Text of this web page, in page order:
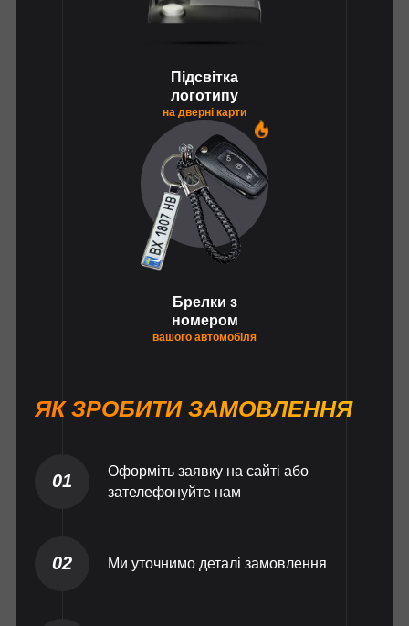
Підсвітка
логотипу
на дверні карти
Брелки з
номером
вашого автомобіля
ЯК ЗРОБИТИ ЗАМОВЛЕННЯ
01
Оформіть заявку на сайті або
зателефонуйте нам
02 Ми уточнимо деталі замовлення